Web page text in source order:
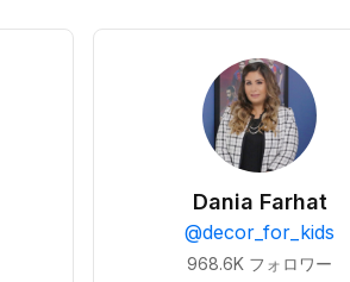
Dania Farhat
@decor_for_kids
968.6K フォロワー